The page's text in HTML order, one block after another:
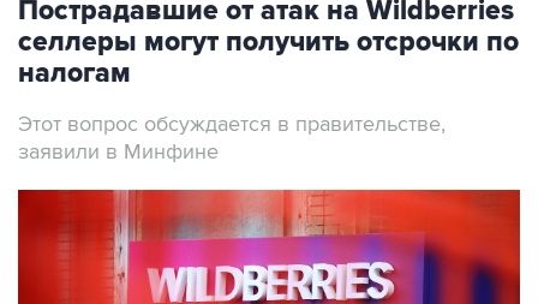
Пострадавшие от атак на Wildberries
селлеры могут получить отсрочки по
налогам
Этот вопрос обсуждается в правительстве,
заявили в Минфине